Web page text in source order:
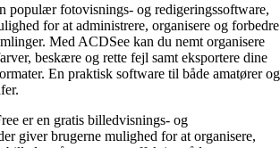
populær fotovisnings- og redigeringssoftware,
for at administrere, organisere og forbedre
Med ACDSee kan du nemt organisere
beskære og rette fejl samt eksportere dine
En praktisk software til både amatører og
er en gratis billedvisnings- og
giver brugerne mulighed for at organisere,